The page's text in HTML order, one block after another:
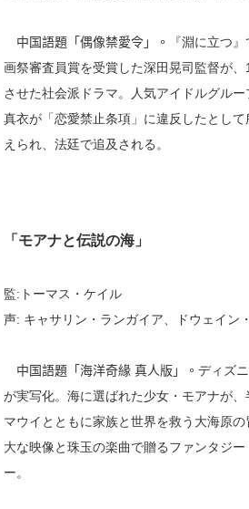
中国語題「偶像禁愛令」。
『淵に立つ
画祭審査員賞を受賞した深田晃司監督が
させた社会派ドラマ。人気アイドルグルー
真衣が「恋愛禁止条項」に違反したとし
えられ、法廷で追及される。
「モアナと伝説の海」
監: トーマス・ケイル
声: キャサリン・ランガイア、ドウェイン
中国語題「海洋奇緣 真人版」。 ディズ
が実写化。海に選ばれた少女 ・ モアナが
マウイとともに家族と世界を救う大海原
大な映像と珠玉の楽曲で贈るファンタジー
ー。